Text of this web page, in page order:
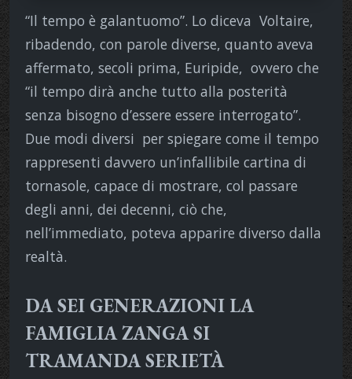
“Il tempo è galantuomo”. Lo diceva Voltaire,
ribadendo, con parole diverse, quanto aveva
affermato, secoli prima, Euripide, ovvero che
“il tempo dirà anche tutto alla posterità
senza bisogno d’essere essere interrogato”.
Due modi diversi per spiegare come il tempo
rappresenti davvero un’infallibile cartina di
tornasole, capace di mostrare, col passare
degli anni, dei decenni, ciò che,
nell’immediato, poteva apparire diverso dalla
realtà.
DA SEI GENERAZIONI LA
FAMIGLIA ZANGA SI
TRAMANDA SERIETÀ